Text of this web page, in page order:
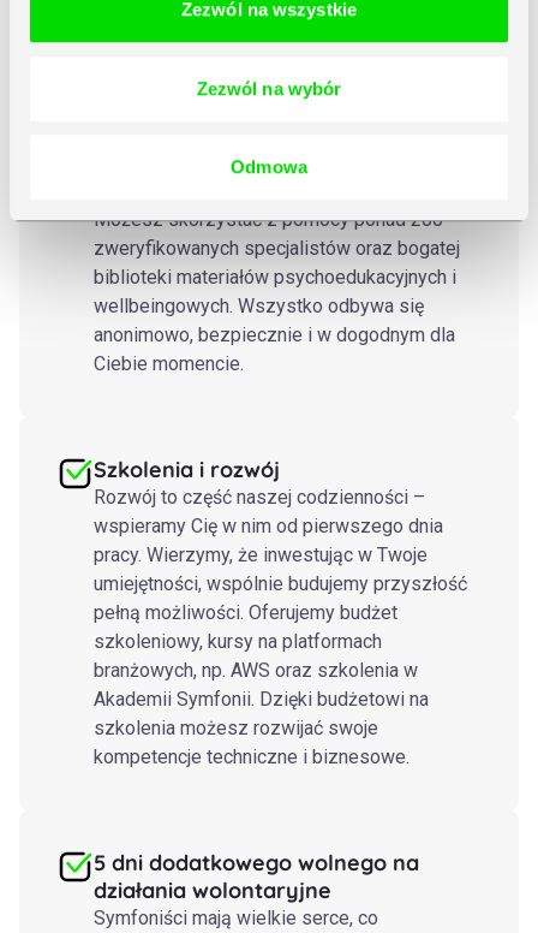
Zezwól na wszystkie
Zezwól na wybór
Odmowa
Platforma wsparcia
psychologicznego
W Symfonii wspieramy nie tylko Twój rozwój,
miejsce, które pomaga zadbać o dobrostan
Możesz skorzystać z pomocy ponad 200
zweryfikowanych specjalistów oraz bogatej
biblioteki materiałów psychoedukacyjnych i
wellbeingowych. Wszystko odbywa się
anonimowo, bezpiecznie i w dogodnym dla
Ciebie momencie.
Szkolenia i rozwój
Rozwój to część naszej codzienności –
wspieramy Cię w nim od pierwszego dnia
pracy. Wierzymy, że inwestując w Twoje
umiejętności, wspólnie budujemy przyszłość
pełną możliwości. Oferujemy budżet
szkoleniowy, kursy na platformach
branżowych, np. AWS oraz szkolenia w
Akademii Symfonii. Dzięki budżetowi na
szkolenia możesz rozwijać swoje
kompetencje techniczne i biznesowe.
5 dni dodatkowego wolnego na
działania wolontaryjne
Symfoniści mają wielkie serce, co